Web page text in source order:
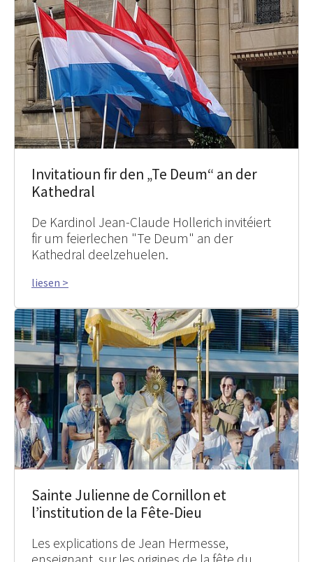
Invitatioun fir den „Te Deum“ an der
Kathedral
De Kardinol Jean-Claude Hollerich invitéiert
fir um feierlechen "Te Deum" an der
Kathedral deelzehuelen.
liesen >
Sainte Julienne de Cornillon et
l’institution de la Fête-Dieu
Les explications de Jean Hermesse,